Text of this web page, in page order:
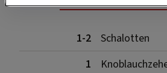
1-2
Schalotten
1